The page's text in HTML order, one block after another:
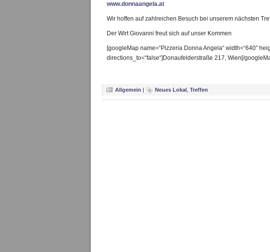
www.donnaangela.at
Wir hoffen auf zahlreichen Besuch bei unserem nächsten
Der Wirt Giovanni freut sich auf unser Kommen
[googleMap name=“Pizzeria Donna Angela“ width=“640″
directions_to=“false“]Donaufelderstraße 217, Wien[/
Allgemein | Neues Lokal Treffen